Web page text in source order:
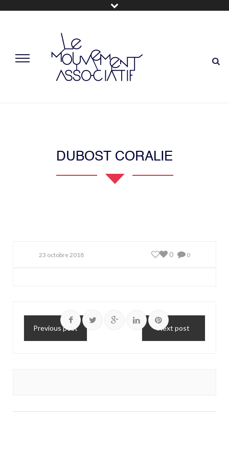
DUBOST CORALIE
23 octobre 2018 0
0
Previous post Next post